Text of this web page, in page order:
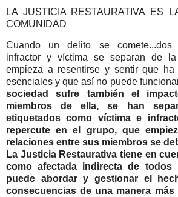
LA JUSTICIA RESTAURATIVA ES
COMUNIDAD
Cuando un delito se comete...dos
infractor y víctima se separan de
empieza a resentirse y sentir que
esenciales y que así no puede
sociedad sufre también el
miembros de ella, se han
etiquetados como víctima e
repercute en el grupo, que
relaciones entre sus miembros se
La Justicia Restaurativa tiene en
como afectada indirecta de
puede abordar y gestionar el
consecuencias de una manera